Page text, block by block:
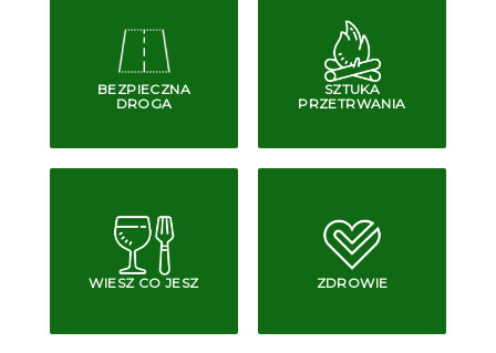
BEZPIECZNA
DROGA
SZTUKA
PRZETRWANIA
WIESZ CO JESZ ZDROWIE